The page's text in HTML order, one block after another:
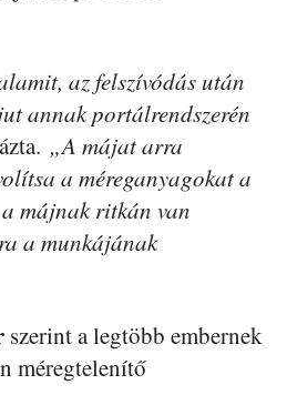
az felszívódás után
annak portálrendszerén
„A májat arra
a méreganyagokat a
májnak ritkán van
a munkájának
szerint a legtöbb embernek
méregtelenítő